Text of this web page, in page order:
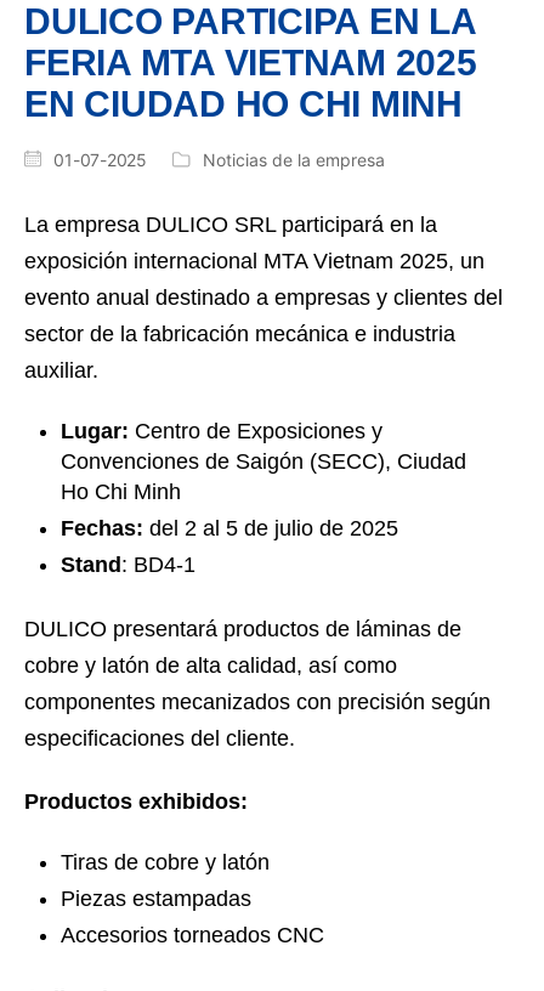
DULICO PARTICIPA EN LA
FERIA MTA VIETNAM 2025
EN CIUDAD HO CHI MINH
01-07-2025 Noticias de la empresa
La empresa DULICO SRL participará en la
exposición internacional MTA Vietnam 2025, un
evento anual destinado a empresas y clientes del
sector de la fabricación mecánica e industria
auxiliar.
Lugar: Centro de Exposiciones y
Convenciones de Saigón (SECC), Ciudad
Ho Chi Minh
Fechas: del 2 al 5 de julio de 2025
Stand: BD4-1
DULICO presentará productos de láminas de
cobre y latón de alta calidad, así como
componentes mecanizados con precisión según
especificaciones del cliente.
Productos exhibidos:
Tiras de cobre y latón
Piezas estampadas
Accesorios torneados CNC